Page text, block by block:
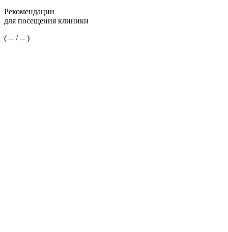
Рекомендации
для посещения клиники
( -- / -- )